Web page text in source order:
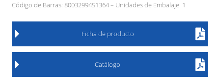
Código de Barras: 8003299451364 – Unidades de Embalaje: 1
Ficha de producto
Catálogo